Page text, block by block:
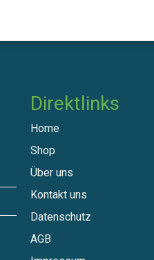
Direktlinks​
Home
Shop
Über uns
Kontakt uns
Datenschutz
A​GB